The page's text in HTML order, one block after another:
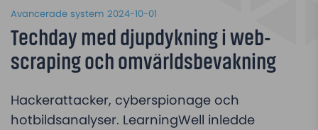
Avancerade system 2024-10-01
Techday med djupdykning i web-
scraping och omvärldsbevakning
Hackerattacker, cyberspionage och
hotbildsanalyser. LearningWell inledde